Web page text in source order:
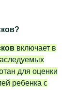
включает в
для оценки
ребенка с